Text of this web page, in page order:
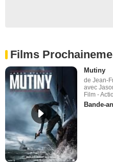
Films
Mutiny
de Jean-
avec
Film -
Bande-